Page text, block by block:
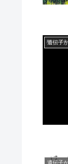
遺伝子
遺伝子